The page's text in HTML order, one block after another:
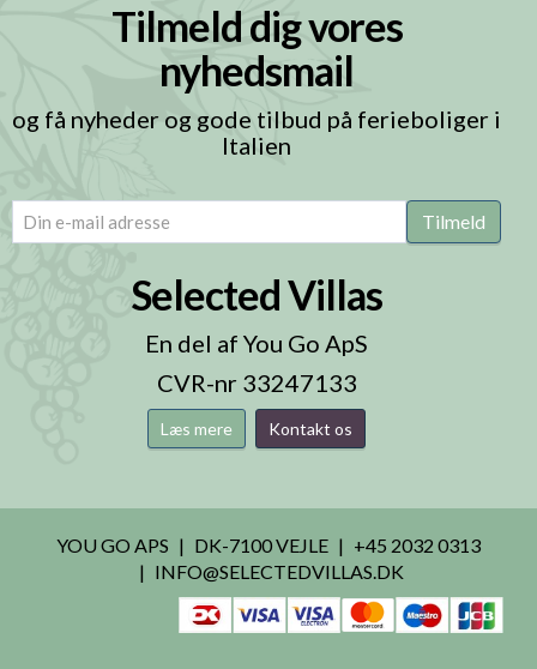
Tilmeld dig vores
nyhedsmail
og få nyheder og gode tilbud på ferieboliger i
Italien
email (Påkrævet) Tilmeld
Selected Villas
En del af You Go ApS
CVR-nr 33247133
Læs mere Kontakt os
YOU GO APS DK-7100 VEJLE
+45 2032 0313
INFO@SELECTEDVILLAS.DK